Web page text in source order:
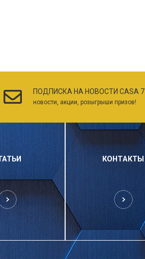
ПОДПИСКА НА НОВОСТИ CASA 7
новости, акции, розыгрыши призов!
КОНТАКТЫ